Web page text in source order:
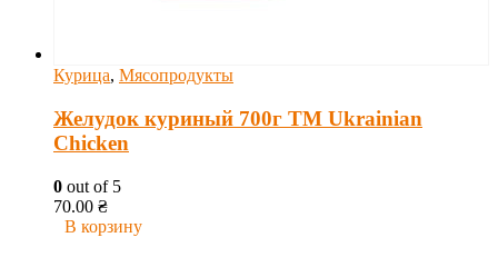
Курица, Мясопродукты
Желудок куриный 700г ТМ Ukrainian
Chicken
0 out of 5
70.00 ₴
В корзину